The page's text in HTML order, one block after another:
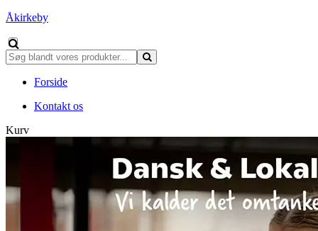
Åkirkeby
Forside
Kontakt os
Kurv